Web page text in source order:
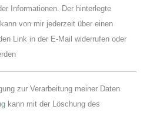
Informationen. Der hinterlegte
von mir jederzeit über einen
Link in der E-Mail widerrufen oder
zur Verarbeitung meiner Daten
kann mit der Löschung des